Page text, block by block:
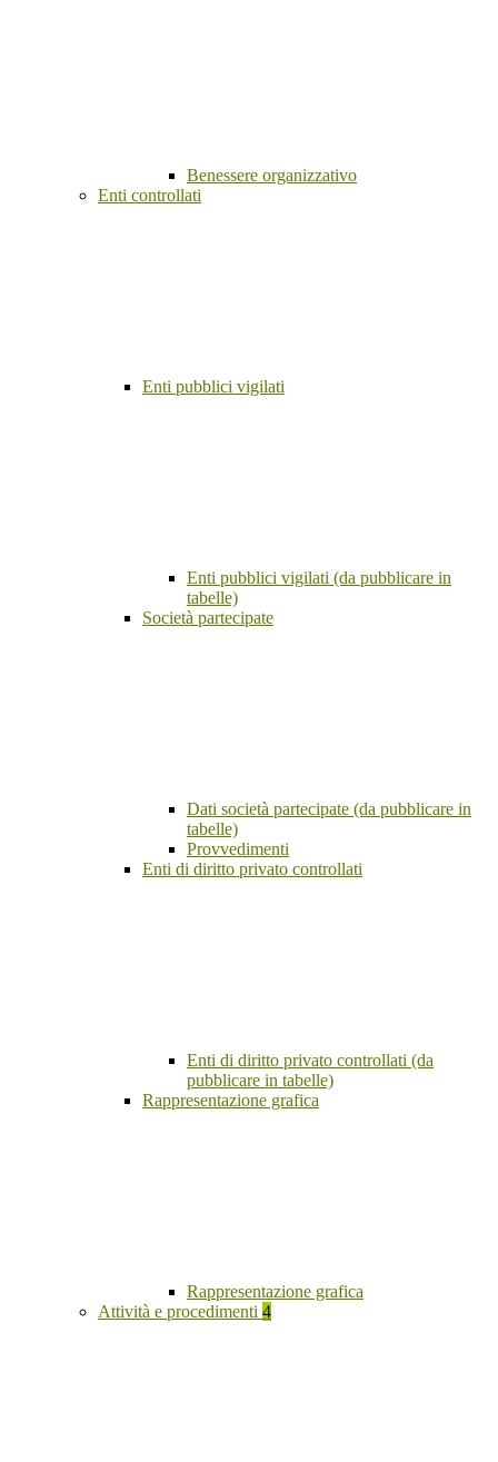
Benessere organizzativo
Enti controllati
Enti pubblici vigilati
Enti pubblici vigilati (da pubblicare in
tabelle)
Società partecipate
Dati società partecipate (da pubblicare in
tabelle)
Provvedimenti
Enti di diritto privato controllati
Enti di diritto privato controllati (da
pubblicare in tabelle)
Rappresentazione grafica
Rappresentazione grafica
Attività e procedimenti 4